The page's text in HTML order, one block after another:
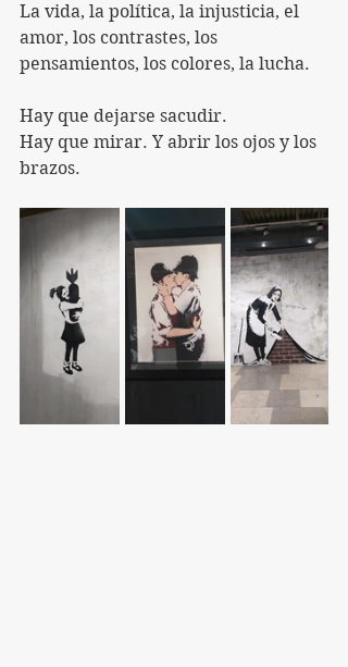
La vida, la política, la injusticia, el
amor, los contrastes, los
pensamientos, los colores, la lucha.
Hay que dejarse sacudir.
Hay que mirar. Y abrir los ojos y los
brazos.